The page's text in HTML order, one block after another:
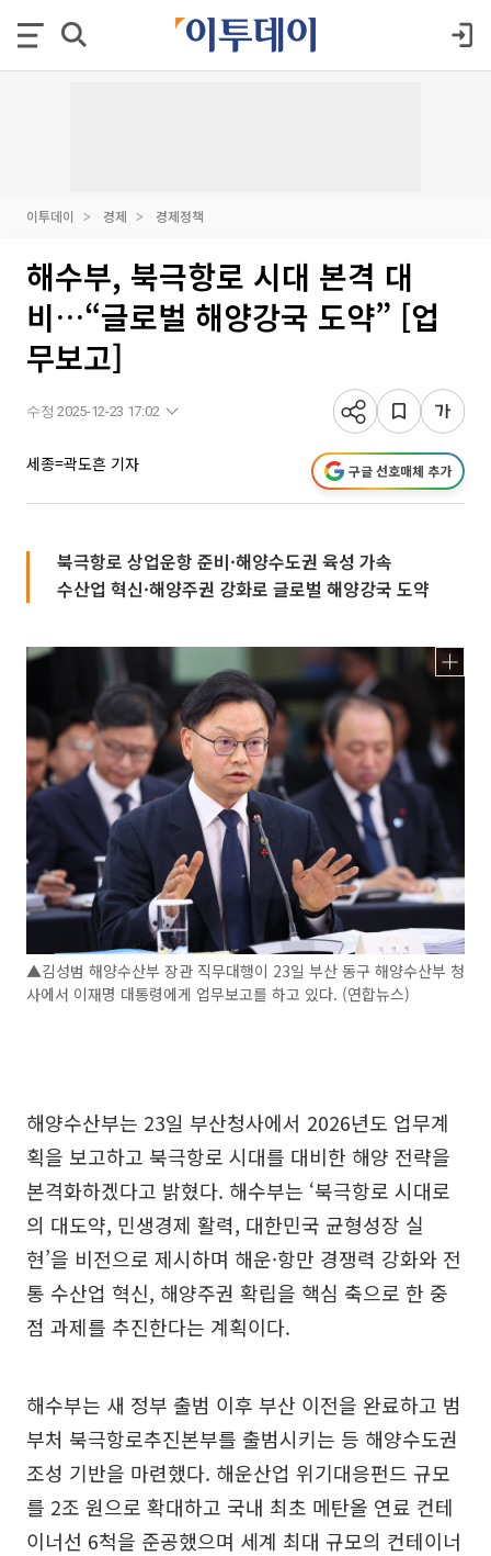
이투데이 경제 경제정책
해수부, 북극항로 시대 본격 대
비…“글로벌 해양강국 도약” [업
무보고]
수정 2025-12-23 17:02
세종=곽도흔 기자 구글 선호매체 추가
북극항로 상업운항 준비·해양수도권 육성 가속
수산업 혁신·해양주권 강화로 글로벌 해양강국 도약
▲김성범 해양수산부 장관 직무대행이 23일 부산 동구 해양수산부 청
사에서 이재명 대통령에게 업무보고를 하고 있다. (연합뉴스)
해양수산부는 23일 부산청사에서 2026년도 업무계
획을 보고하고 북극항로 시대를 대비한 해양 전략을
본격화하겠다고 밝혔다. 해수부는 ‘북극항로 시대로
의 대도약, 민생경제 활력, 대한민국 균형성장 실
현’을 비전으로 제시하며 해운·항만 경쟁력 강화와 전
통 수산업 혁신, 해양주권 확립을 핵심 축으로 한 중
점 과제를 추진한다는 계획이다.
해수부는 새 정부 출범 이후 부산 이전을 완료하고 범
부처 북극항로추진본부를 출범시키는 등 해양수도권
조성 기반을 마련했다. 해운산업 위기대응펀드 규모
를 2조 원으로 확대하고 국내 최초 메탄올 연료 컨테
이너선 6척을 준공했으며 세계 최대 규모의 컨테이너